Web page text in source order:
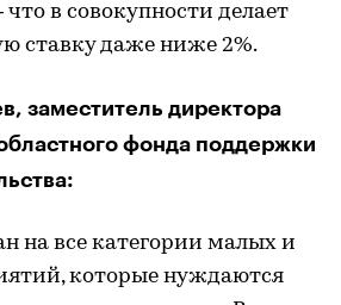
в совокупности делает
ставку даже ниже 2%.
заместитель директора
фонда поддержки
на все категории малых и
которые нуждаются